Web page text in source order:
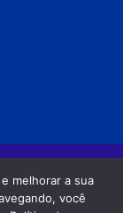
GO: 12.754
Uso
melhorar a sua
você